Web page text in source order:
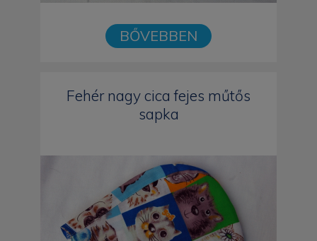
BŐVEBBEN
Fehér nagy cica fejes műtős
sapka